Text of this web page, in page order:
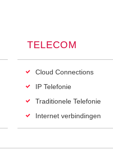
TELECOM
Cloud Connections
IP Telefonie
Traditionele Telefonie
Internet verbindingen